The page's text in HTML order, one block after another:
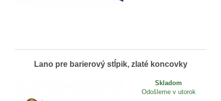
Lano pre barierový stĺpik, zlaté koncovky
Skladom
Odošleme v utorok